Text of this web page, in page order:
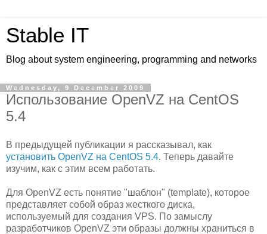
Stable IT
Blog about system engineering, programming and networks
Wednesday, 9 December 2009
Использование OpenVZ на CentOS
5.4
В предыдущей публикации я рассказывал, как
установить OpenVZ на CentOS 5.4. Теперь давайте
изучим, как с этим всем работать.
Для OpenVZ есть понятие "шаблон" (template), которое
представляет собой образ жесткого диска,
используемый для создания VPS. По замыслу
разработчиков OpenVZ эти образы должны храниться в